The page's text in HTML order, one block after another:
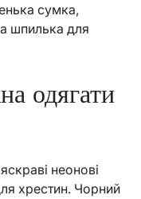
сумка,
шпилька для
одягати
неонові
хрестин. Чорний